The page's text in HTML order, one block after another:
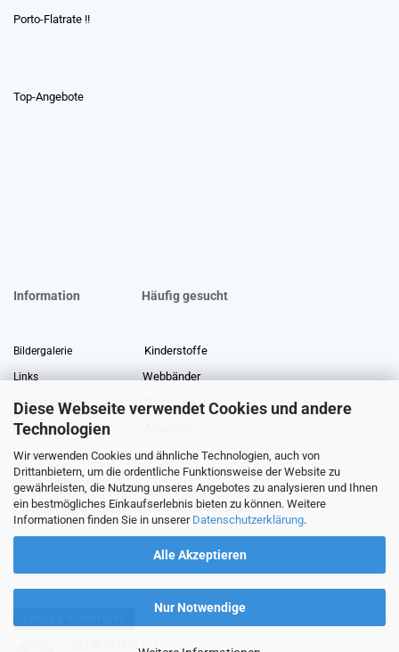
Diese Webseite verwendet Cookies und andere
Technologien
Wir verwenden Cookies und ähnliche Technologien, auch von
Drittanbietern, um die ordentliche Funktionsweise der Website zu
gewährleisten, die Nutzung unseres Angebotes zu analysieren und Ihnen
ein bestmögliches Einkaufserlebnis bieten zu können. Weitere
Informationen finden Sie in unserer Datenschutzerklärung.
Alle Akzeptieren
Nur Notwendige
Porto-Flatrate !!
Top-Angebote
Information Häufig gesucht
Bildergalerie Kinderstoffe
Links Webbänder
Stoffe Lexikon Stoffreste
Über uns
Gewerberabatt Meterware
Stoffe auf Rechnung
Information zur Echtheit von Kundenbewertungen
(5 / 5)